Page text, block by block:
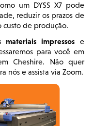
um DYSS X7 pode
reduzir os prazos de
de produção.
impressos e
para você em
Cheshire. Não quer
nós e assista via Zoom.